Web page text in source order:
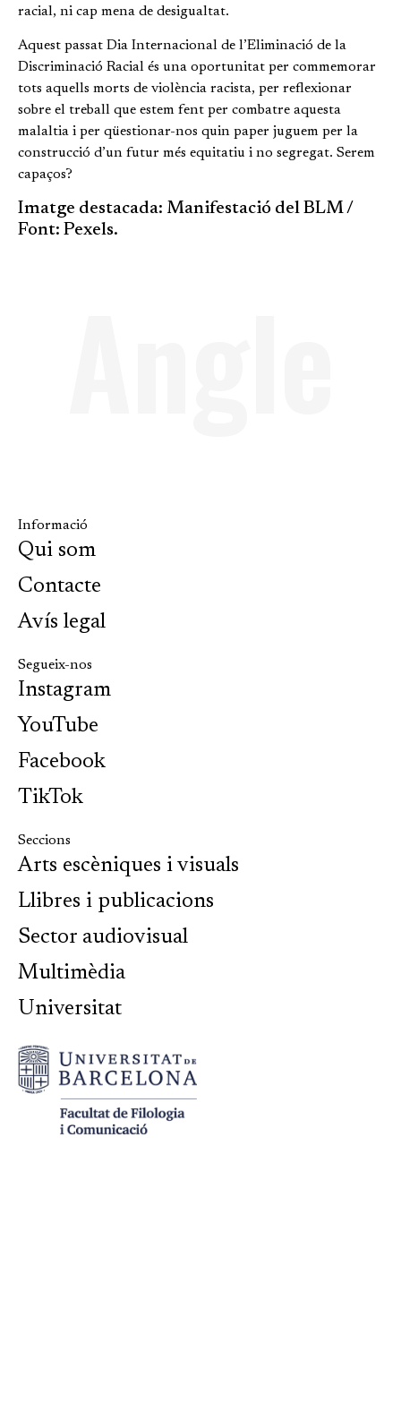
racial, ni cap mena de desigualtat.
Aquest passat Dia Internacional de l’Eliminació de la
Discriminació Racial és una oportunitat per commemorar
tots aquells morts de violència racista, per reflexionar
sobre el treball que estem fent per combatre aquesta
malaltia i per qüestionar-nos quin paper juguem per la
construcció d’un futur més equitatiu i no segregat. Serem
capaços?
Imatge destacada: Manifestació del BLM /
Font: Pexels.
Informació
Qui som
Contacte
Avís legal
Segueix-nos
Instagram
YouTube
Facebook
TikTok
Seccions
Arts escèniques i visuals
Llibres i publicacions
Sector audiovisual
Multimèdia
Universitat